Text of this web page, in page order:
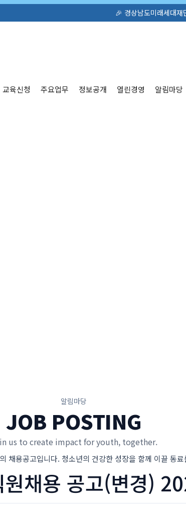
🎉 경상남도미래세대재단 공식 홈페이지가 새롭
교육신청 주요업무 정보공개 열린경영 알림마당
알림마당
JOB POSTING
us to create impact for youth, together.
용공고입니다. 청소년의 건강한 성장을 함께 이끌 동료
채용 공고(변경)